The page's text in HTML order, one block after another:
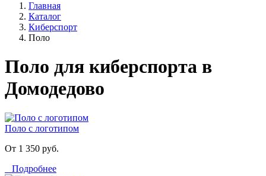
Главная
Каталог
Киберспорт
Поло
Поло для киберспорта в
Домодедово
Поло с логотипом
От 1 350 руб.
Подробнее